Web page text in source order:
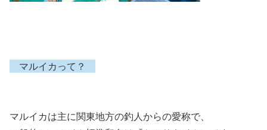
マルイカって？
マルイカは主に関東地方の釣人からの愛称で、